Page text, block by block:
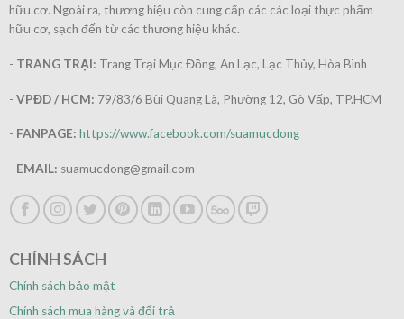
hữu cơ. Ngoài ra, thương hiệu còn cung cấp các các loại thực phẩm
hữu cơ, sạch đến từ các thương hiệu khác.
- TRANG TRẠI: Trang Trại Mục Đồng, An Lạc, Lạc Thủy, Hòa Bình
- VPĐD / HCM: 79/83/6 Bùi Quang Là, Phường 12, Gò Vấp, TP.HCM
- FANPAGE: https://www.facebook.com/suamucdong
- EMAIL: suamucdong@gmail.com
CHÍNH SÁCH
Chính sách bảo mật
Chính sách mua hàng và đổi trả